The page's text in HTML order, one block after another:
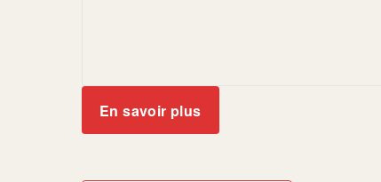
En savoir plus